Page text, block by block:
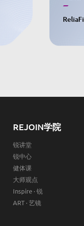
REJOIN学院
锐讲堂
锐中心
健体课
大师观点
Inspire · 锐
ART · 艺镜